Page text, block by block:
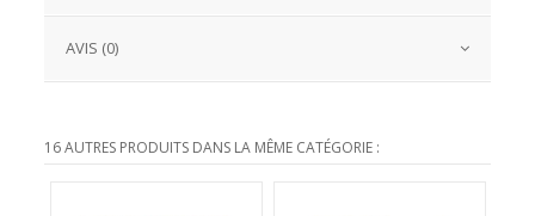
AVIS (0)
16 AUTRES PRODUITS DANS LA MÊME CATÉGORIE :